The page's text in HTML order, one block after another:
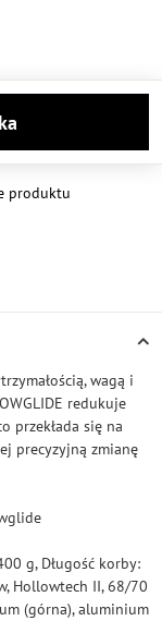
produktu
wagą i
redukuje
przekłada się na
precyzyjną zmianę
g, Długość korby:
Hollowtech II, 68/70
(górna), aluminium